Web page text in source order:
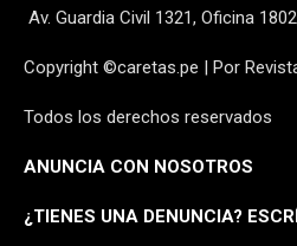
Av. Guardia Civil 1321, Oficina
Copyright ©caretas.pe | Por
Todos los derechos reservados
ANUNCIA CON NOSOTROS
¿TIENES UNA DENUNCIA?